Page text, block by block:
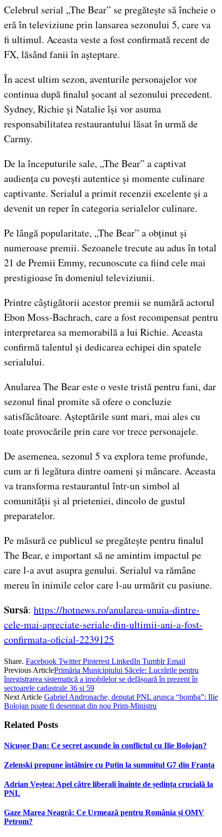
Celebrul serial „The Bear” se pregătește să încheie o
eră în televiziune prin lansarea sezonului 5, care va
fi ultimul. Aceasta veste a fost confirmată recent de
FX, lăsând fanii în așteptare.
În acest ultim sezon, aventurile personajelor vor
continua după finalul șocant al sezonului precedent.
Sydney, Richie și Natalie își vor asuma
responsabilitatea restaurantului lăsat în urmă de
Carmy.
De la începuturile sale, „The Bear” a captivat
audiența cu povești autentice și momente culinare
captivante. Serialul a primit recenzii excelente și a
devenit un reper în categoria serialelor culinare.
Pe lângă popularitate, „The Bear” a obținut și
numeroase premii. Sezoanele trecute au adus în total
21 de Premii Emmy, recunoscute ca fiind cele mai
prestigioase în domeniul televiziunii.
Printre câștigătorii acestor premii se numără actorul
Ebon Moss-Bachrach, care a fost recompensat pentru
interpretarea sa memorabilă a lui Richie. Aceasta
confirmă talentul și dedicarea echipei din spatele
serialului.
Anularea The Bear este o veste tristă pentru fani, dar
sezonul final promite să ofere o concluzie
satisfăcătoare. Așteptările sunt mari, mai ales cu
toate provocările prin care vor trece personajele.
De asemenea, sezonul 5 va explora teme profunde,
cum ar fi legătura dintre oameni și mâncare. Aceasta
va transforma restaurantul într-un simbol al
comunității și al prieteniei, dincolo de gustul
preparatelor.
Pe măsură ce publicul se pregătește pentru finalul
The Bear, e important să ne amintim impactul pe
care l-a avut asupra genului. Serialul va rămâne
mereu în inimile celor care l-au urmărit cu pasiune.
Sursă: https://hotnews.ro/anularea-unuia-dintre-
cele-mai-apreciate-seriale-din-ultimii-ani-a-fost-
confirmata-oficial-2239125
Share. Facebook Twitter Pinterest LinkedIn Tumblr Email
Previous ArticlePrimăria Municipiului Săcele: Lucrările pentru
înregistrarea sistematică a imobilelor se defășoară în prezent în
sectoarele cadastrale 36 si 59
Next Article Gabriel Andronache, deputat PNL arunca “bomba”: Ilie
Bolojan poate fi desemnat din nou Prim-Ministru
Related Posts
Nicușor Dan: Ce secret ascunde în conflictul cu Ilie Bolojan?
Zelenski propune întâlnire cu Putin la summitul G7 din Franța
Adrian Veștea: Apel către liberali înainte de ședința crucială la
PNL
Gaze Marea Neagră: Ce Urmează pentru România și OMV
Petrom?